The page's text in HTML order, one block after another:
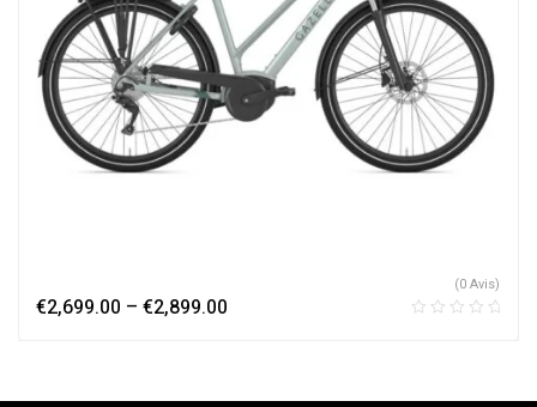
€2,699.00 – €2,899.00
(0 Avis)